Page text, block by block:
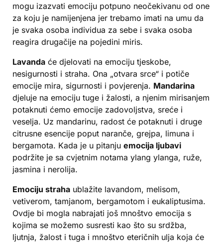
mogu izazvati emociju potpuno neočekivanu od one
za koju je namijenjena jer trebamo imati na umu da
je svaka osoba individua za sebe i svaka osoba
reagira drugačije na pojedini miris.
Lavanda će djelovati na emociju tjeskobe,
nesigurnosti i straha. Ona „otvara srce“ i potiče
emocije mira, sigurnosti i povjerenja. Mandarina
djeluje na emociju tuge i žalosti, a njenim mirisanjem
potaknuti ćemo emocije zadovoljstva, sreće i
veselja. Uz mandarinu, radost će potaknuti i druge
citrusne esencije poput naranče, grejpa, limuna i
bergamota. Kada je u pitanju emocija ljubavi
podržite je sa cvjetnim notama ylang ylanga, ruže,
jasmina i nerolija.
Emociju straha ublažite lavandom, melisom,
vetiverom, tamjanom, bergamotom i eukaliptusima.
Ovdje bi mogla nabrajati još mnoštvo emocija s
kojima se možemo susresti kao što su srdžba,
ljutnja, žalost i tuga i mnoštvo eteričnih ulja koja će